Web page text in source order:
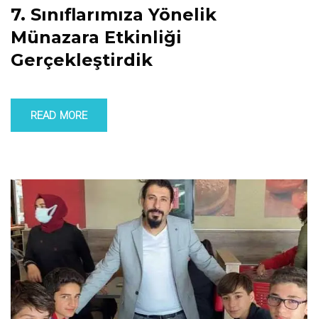
7. Sınıflarımıza Yönelik
Münazara Etkinliği
Gerçekleştirdik
READ MORE